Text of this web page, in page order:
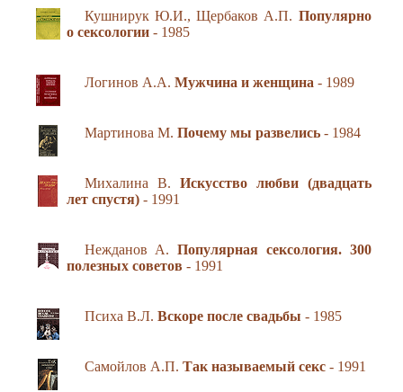
Кушнирук Ю.И., Щербаков А.П. Популярно
о сексологии- 1985
Логинов А.А. Мужчина и женщина - 1989
Мартинова М. Почему мы развелись- 1984
Михалина В. Искусство любви (двадцать
лет спустя)- 1991
Нежданов А. Популярная сексология. 300
полезных советов - 1991
Психа В.Л. Вскоре после свадьбы - 1985
Самойлов А.П. Так называемый секс- 1991